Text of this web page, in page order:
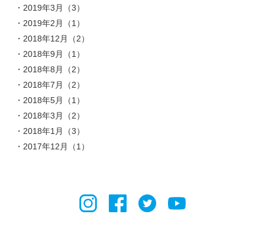
2019年3月（3）
2019年2月（1）
2018年12月（2）
2018年9月（1）
2018年8月（2）
2018年7月（2）
2018年5月（1）
2018年3月（2）
2018年1月（3）
2017年12月（1）